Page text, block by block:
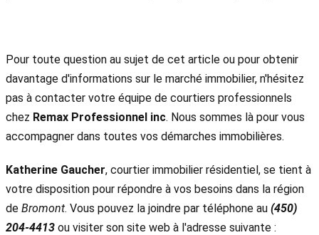
Pour toute question au sujet de cet article ou pour obtenir
davantage d'informations sur le marché immobilier, n'hésitez
pas à contacter votre équipe de courtiers professionnels
chez Remax Professionnel inc. Nous sommes là pour vous
accompagner dans toutes vos démarches immobilières.
Katherine Gaucher, courtier immobilier résidentiel, se tient à
votre disposition pour répondre à vos besoins dans la région
de Bromont. Vous pouvez la joindre par téléphone au (450)
204-4413 ou visiter son site web à l'adresse suivante :